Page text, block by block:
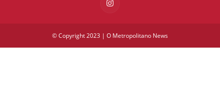
© Copyright 2023 | O Metropolitano News